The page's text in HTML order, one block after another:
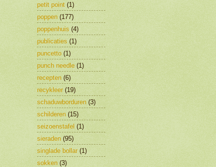
petit point (1)
poppen (177)
poppenhuis (4)
publicaties (1)
puncetto (1)
punch needle (1)
recepten (6)
recykleer (19)
schaduwborduren (3)
schilderen (15)
seizoenstafel (1)
sieraden (95)
singlade bollar (1)
sokken (3)